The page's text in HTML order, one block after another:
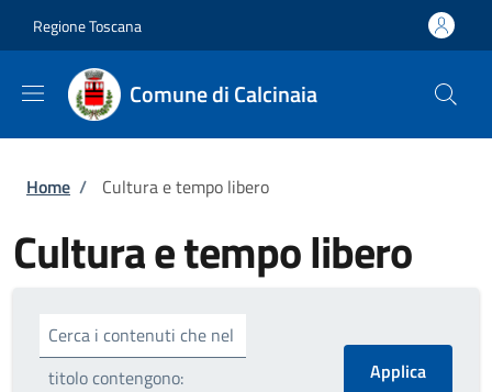
Regione Toscana
Comune di Calcinaia
Briciole di pane
Home / Cultura e tempo libero
Cultura e tempo libero
Cerca i contenuti che nel
titolo contengono: